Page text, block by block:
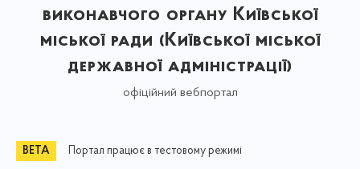
виконавчого органу Київської
міської ради (Київської міської
державної адміністрації)
офіційний вебпортал
Портал працює в тестовому режимі